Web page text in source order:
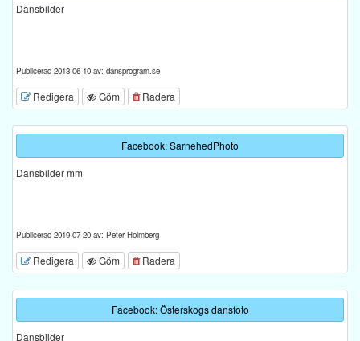
Dansbilder
Publicerad 2013-06-10 av: dansprogram.se
Redigera Göm Radera
Facebook: SarnehedPhoto
Dansbilder mm
Publicerad 2019-07-20 av: Peter Holmberg
Redigera Göm Radera
Facebook: Österskogs dansfoto
Dansbilder